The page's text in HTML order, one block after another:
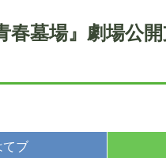
墓場』劇場公
てブ